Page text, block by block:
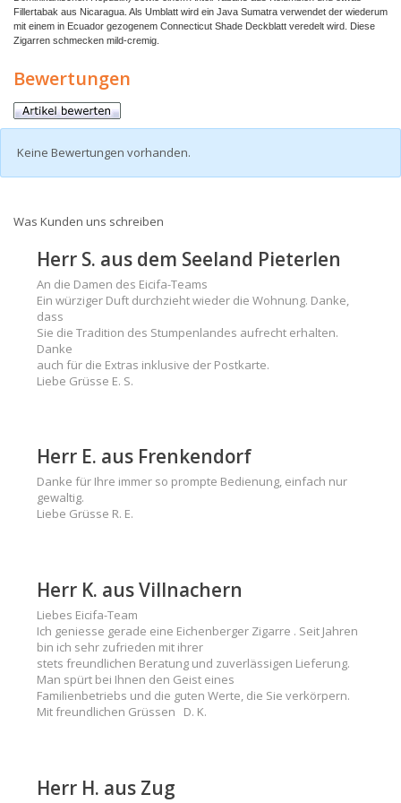
Fillertabak aus Nicaragua. Als Umblatt wird ein Java Sumatra verwendet der wiederum
mit einem in Ecuador gezogenem Connecticut Shade Deckblatt veredelt wird. Diese
Zigarren schmecken mild-cremig.
Bewertungen
Keine Bewertungen vorhanden.
Was Kunden uns schreiben
Herr S. aus dem Seeland Pieterlen
An die Damen des Eicifa-Teams
Ein würziger Duft durchzieht wieder die Wohnung. Danke,
dass
Sie die Tradition des Stumpenlandes aufrecht erhalten.
Danke
auch für die Extras inklusive der Postkarte.
Liebe Grüsse E. S.
Herr E. aus Frenkendorf
Danke für Ihre immer so prompte Bedienung, einfach nur
gewaltig.
Liebe Grüsse R. E.
Herr K. aus Villnachern
Liebes Eicifa-Team
Ich geniesse gerade eine Eichenberger Zigarre . Seit Jahren
bin ich sehr zufrieden mit ihrer
stets freundlichen Beratung und zuverlässigen Lieferung.
Man spürt bei Ihnen den Geist eines
Familienbetriebs und die guten Werte, die Sie verkörpern.
Mit freundlichen Grüssen D. K.
Herr H. aus Zug